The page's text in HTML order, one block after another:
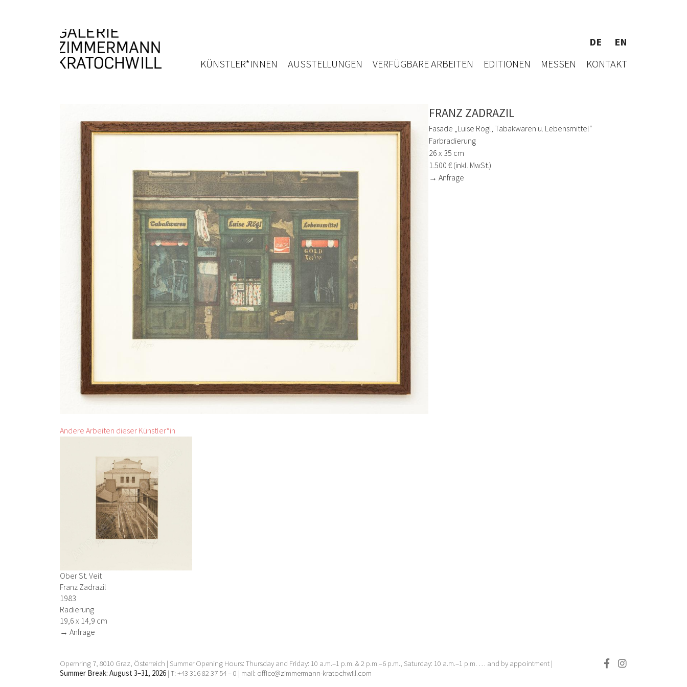
DE
EN
KÜNSTLER*INNEN
AUSSTELLUNGEN VERFÜGBARE ARBEITEN EDITIONEN MESSEN KONTAKT
FRANZ ZADRAZIL
Fasade „Luise Rögl, Tabakwaren u. Lebensmittel“
Farbradierung
26 x 35 cm
1.500 € (inkl. MwSt.)
→ Anfrage
Andere Arbeiten dieser Künstler*in
Ober St. Veit
Franz Zadrazil
1983
Radierung
19,6 x 14,9 cm
→ Anfrage
Opernring 7, 8010 Graz, Österreich | Summer Opening Hours: Thursday and Friday: 10 a.m.–1 p.m. & 2 p.m.–6 p.m., Saturday: 10 a.m.–1 p.m. … and by appointment |
Summer Break: August 3–31, 2026 | T: +43 316 82 37 54 – 0 | mail: office@zimmermann-kratochwill.com